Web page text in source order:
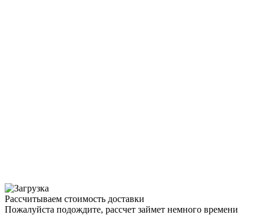
Рассчитываем стоимость доставки
Пожалуйста подождите, рассчет займет немного времени